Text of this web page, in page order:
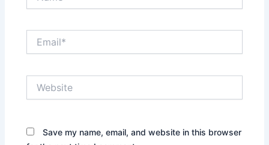
Save my name, email, and website in this browser